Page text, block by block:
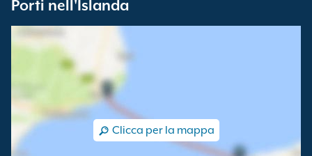
Porti nell'Islanda
Clicca per la mappa